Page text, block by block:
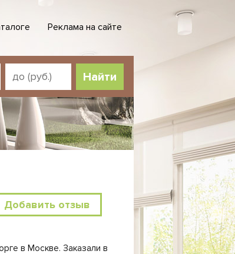
Реклама на сайте
Добавить отзыв
в Москве. Заказали в